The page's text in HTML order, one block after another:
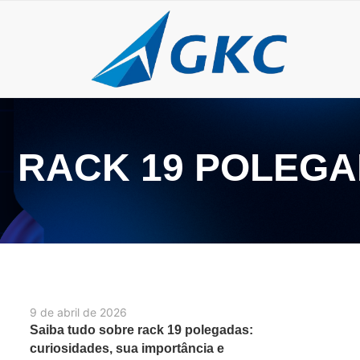
RACK 19
9 de abril de 2026
Saiba tudo sobre rack 19 polegadas:
curiosidades, sua importância e